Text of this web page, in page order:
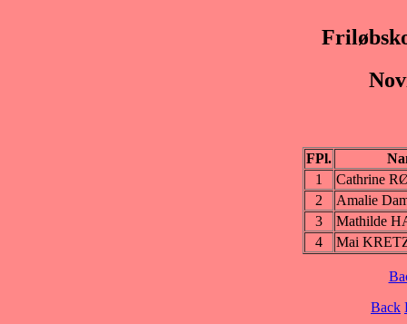
FPl.
1
Cathrine
2
Amalie
3
Mathilde
4
Mai
Back